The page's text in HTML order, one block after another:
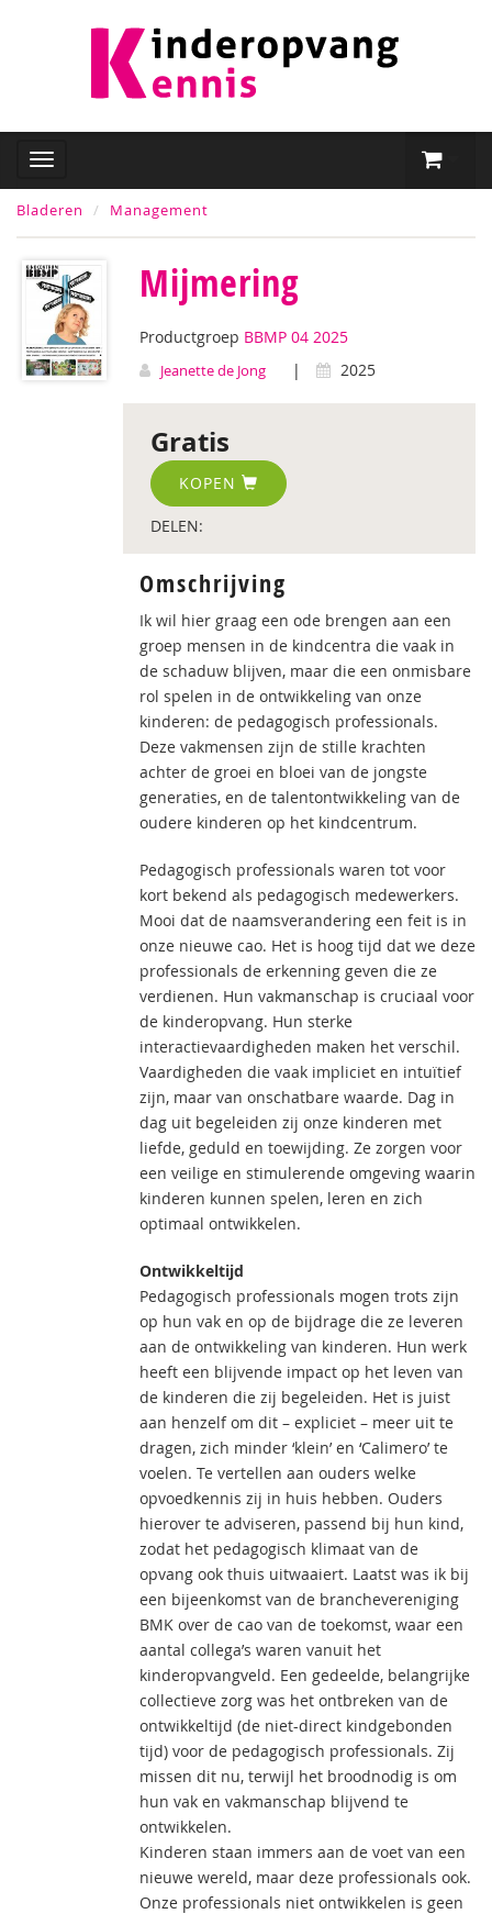
Bladeren Management
Mijmering
Productgroep BBMP 04 2025
Jeanette de Jong | 2025
Gratis
KOPEN
DELEN:
Omschrijving
Ik wil hier graag een ode brengen aan een
groep mensen in de kindcentra die vaak in
de schaduw blijven, maar die een onmisbare
rol spelen in de ontwikkeling van onze
kinderen: de pedagogisch professionals.
Deze vakmensen zijn de stille krachten
achter de groei en bloei van de jongste
generaties, en de talentontwikkeling van de
oudere kinderen op het kindcentrum.
Pedagogisch professionals waren tot voor
kort bekend als pedagogisch medewerkers.
Mooi dat de naamsverandering een feit is in
onze nieuwe cao. Het is hoog tijd dat we deze
professionals de erkenning geven die ze
verdienen. Hun vakmanschap is cruciaal voor
de kinderopvang. Hun sterke
interactievaardigheden maken het verschil.
Vaardigheden die vaak impliciet en intuïtief
zijn, maar van onschatbare waarde. Dag in
dag uit begeleiden zij onze kinderen met
liefde, geduld en toewijding. Ze zorgen voor
een veilige en stimulerende omgeving waarin
kinderen kunnen spelen, leren en zich
optimaal ontwikkelen.
Ontwikkeltijd
Pedagogisch professionals mogen trots zijn
op hun vak en op de bijdrage die ze leveren
aan de ontwikkeling van kinderen. Hun werk
heeft een blijvende impact op het leven van
de kinderen die zij begeleiden. Het is juist
aan henzelf om dit – expliciet – meer uit te
dragen, zich minder ‘klein’ en ‘Calimero’ te
voelen. Te vertellen aan ouders welke
opvoedkennis zij in huis hebben. Ouders
hierover te adviseren, passend bij hun kind,
zodat het pedagogisch klimaat van de
opvang ook thuis uitwaaiert. Laatst was ik bij
een bijeenkomst van de branchevereniging
BMK over de cao van de toekomst, waar een
aantal collega’s waren vanuit het
kinderopvangveld. Een gedeelde, belangrijke
collectieve zorg was het ontbreken van de
ontwikkeltijd (de niet-direct kindgebonden
tijd) voor de pedagogisch professionals. Zij
missen dit nu, terwijl het broodnodig is om
hun vak en vakmanschap blijvend te
ontwikkelen.
Kinderen staan immers aan de voet van een
nieuwe wereld, maar deze professionals ook.
Onze professionals niet ontwikkelen is geen